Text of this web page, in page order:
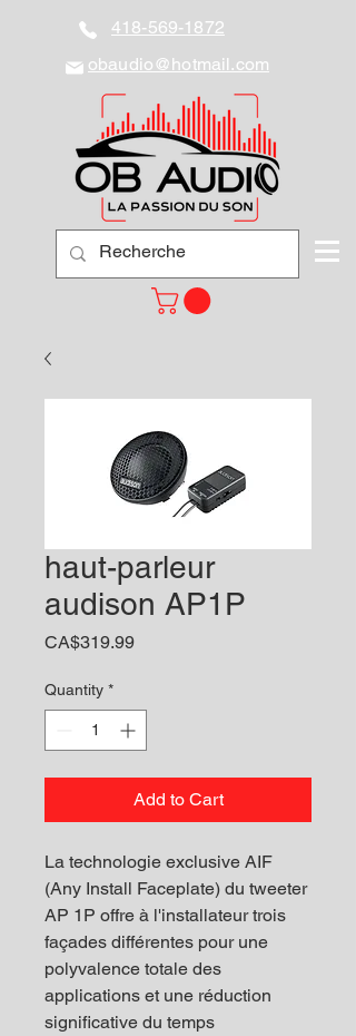
418-569-1872
obaudio@hotmail.com
haut-parleur
audison AP1P
CA$319.99Price
Quantity *
Add to Cart
La technologie exclusive AIF
(Any Install Faceplate) du tweeter
AP 1P offre à l'installateur trois
façades différentes pour une
polyvalence totale des
applications et une réduction
significative du temps